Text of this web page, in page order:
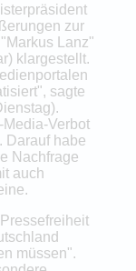
zur
Lanz"
klargestellt.
sagte
Verbot
Darauf habe
Nachfrage
auch
müssen".